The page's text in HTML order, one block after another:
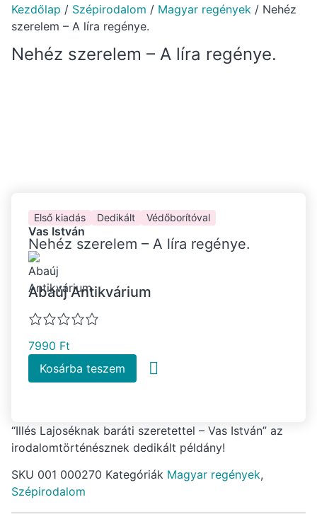
Kezdőlap / Szépirodalom / Magyar regények / Nehéz
szerelem – A líra regénye.
Nehéz szerelem – A líra regénye.
Első kiadás Dedikált Védőborítóval
Vas István
Nehéz szerelem – A líra regénye.
Abaúj Antikvárium
7990 Ft
Kosárba teszem
“Illés Lajoséknak baráti szeretettel – Vas István” az
irodalomtörténésznek dedikált példány!
SKU 001 000270 Kategóriák Magyar regények,
Szépirodalom